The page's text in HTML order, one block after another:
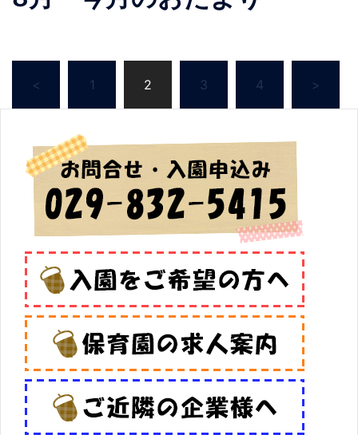
の
ー
ジ
< 1 2 3 4 >